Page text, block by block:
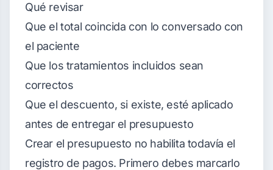
Qué revisar
Que el total coincida con lo conversado con
el paciente
Que los tratamientos incluidos sean
correctos
Que el descuento, si existe, esté aplicado
antes de entregar el presupuesto
Crear el presupuesto no habilita todavía el
registro de pagos. Primero debes marcarlo